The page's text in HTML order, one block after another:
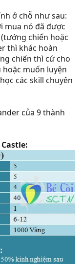
ở chỗ như sau:
mua nó đã được
chiến hoặc
thì khác hoàn
chiến thì cứ cho
hoặc muốn luyện
các skill chuyên
của 9 thành